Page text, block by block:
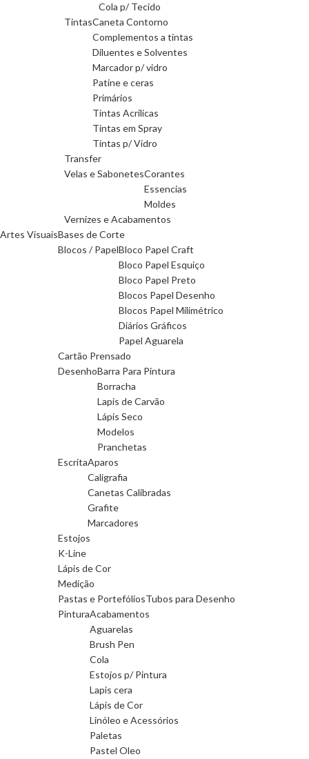
Cola p/ Tecido
TintasCaneta Contorno
Complementos a tintas
Diluentes e Solventes
Marcador p/ vidro
Patine e ceras
Primários
Tintas Acrilicas
Tintas em Spray
Tintas p/ Vidro
Transfer
Velas e SabonetesCorantes
Essencias
Moldes
Vernizes e Acabamentos
Artes VisuaisBases de Corte
Blocos / PapelBloco Papel Craft
Bloco Papel Esquiço
Bloco Papel Preto
Blocos Papel Desenho
Blocos Papel Milimétrico
Diários Gráficos
Papel Aguarela
Cartão Prensado
DesenhoBarra Para Pintura
Borracha
Lapis de Carvão
Lápis Seco
Modelos
Pranchetas
EscritaAparos
Caligrafia
Canetas Calibradas
Grafite
Marcadores
Estojos
K-Line
Lápis de Cor
Medição
Pastas e PortefóliosTubos para Desenho
PinturaAcabamentos
Aguarelas
Brush Pen
Cola
Estojos p/ Pintura
Lapis cera
Lápis de Cor
Linóleo e Acessórios
Paletas
Pastel Oleo